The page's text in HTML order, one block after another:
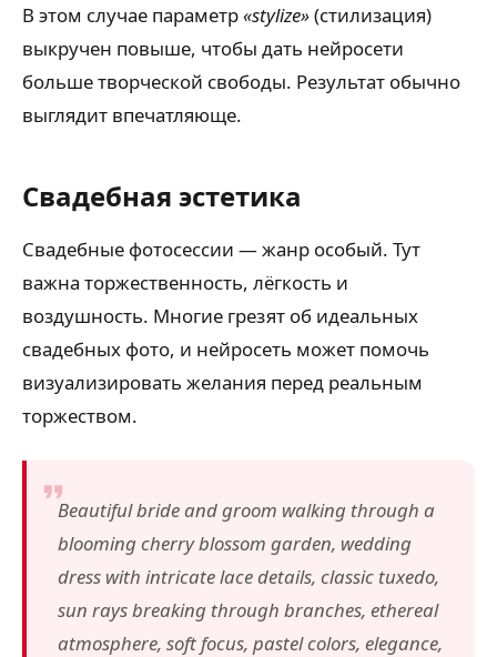
В этом случае параметр«stylize»(стилизация)
выкручен повыше, чтобы дать нейросети
больше творческой свободы. Результат обычно
выглядит впечатляюще.
Свадебная эстетика
Свадебные фотосессии — жанр особый. Тут
важна торжественность, лёгкость и
воздушность. Многие грезят об идеальных
свадебных фото, и нейросеть может помочь
визуализировать желания перед реальным
торжеством.
Beautiful bride and groom walking through a
blooming cherry blossom garden, wedding
dress with intricate lace details, classic tuxedo,
sun rays breaking through branches, ethereal
atmosphere, soft focus, pastel colors, elegance,